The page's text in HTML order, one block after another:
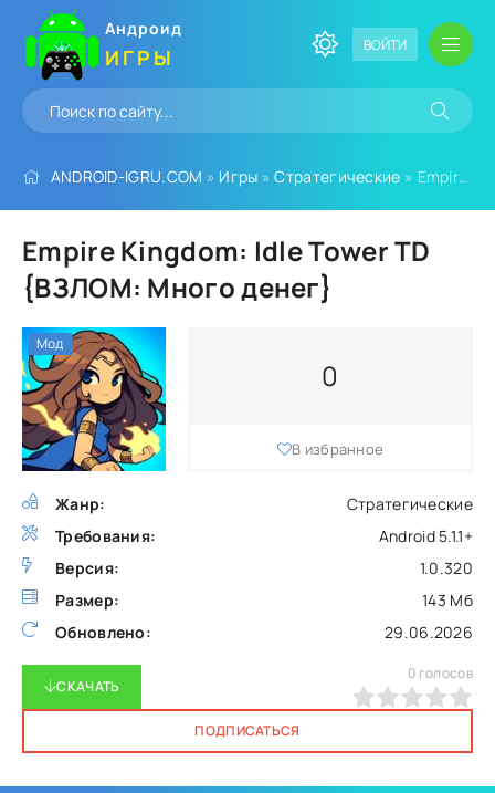
Андроид
ИГРЫ ВОЙТИ
ANDROID-IGRU.COM » Игры »Стратегические » Empire Kingdom: Idle Tower TD {ВЗЛОМ: Много денег}
Empire Kingdom: Idle Tower TD
{ВЗЛОМ: Много денег}
Жанр:
Стратегические
Требования:
Android 5.1.1+
Версия:
1.0.320
Размер:
143 Мб
Обновлено:
29.06.2026
0
В избранное
СКАЧАТЬ
ПОДПИСАТЬСЯ
0 голосов
Мод